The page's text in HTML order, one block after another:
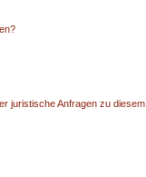
juristische Anfragen zu